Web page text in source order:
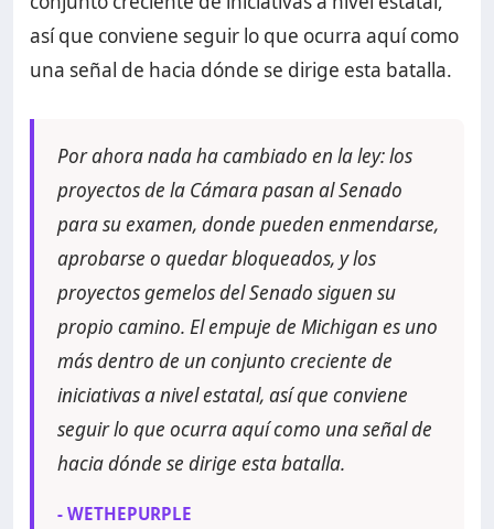
así que conviene seguir lo que ocurra aquí como
una señal de hacia dónde se dirige esta batalla.
Por ahora nada ha cambiado en la ley: los
proyectos de la Cámara pasan al Senado
para su examen, donde pueden enmendarse,
aprobarse o quedar bloqueados, y los
proyectos gemelos del Senado siguen su
propio camino. El empuje de Michigan es uno
más dentro de un conjunto creciente de
iniciativas a nivel estatal, así que conviene
seguir lo que ocurra aquí como una señal de
hacia dónde se dirige esta batalla.
- WETHEPURPLE